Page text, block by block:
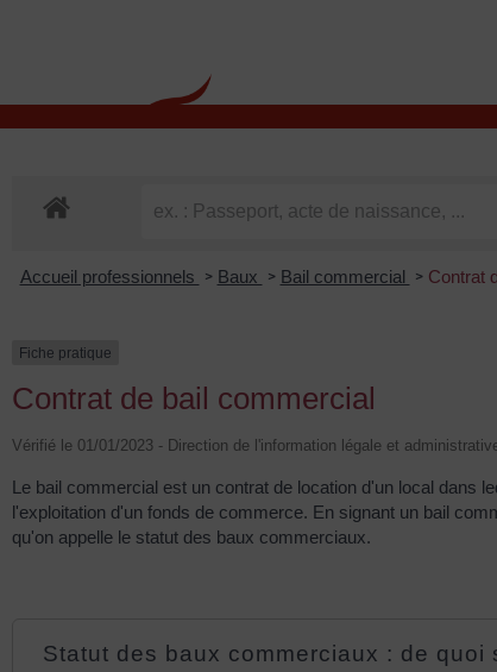
Accueil professionnels > Baux > Bail commercial > Contrat
Fiche pratique
Contrat de bail commercial
Vérifié le 01/01/2023 - Direction de l'information légale et
Le bail commercial est un contrat de location d'un local dans
l'exploitation d'un fonds de commerce. En signant un bail
qu'on appelle le statut des baux commerciaux.
Statut des baux commerciaux : de quoi